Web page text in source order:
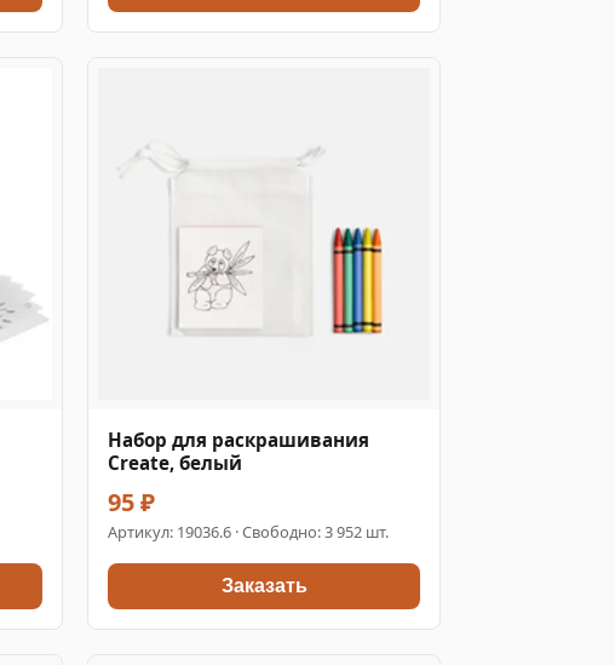
Набор для раскрашивания
Create, белый
95 ₽
Артикул: 19036.6 · Свободно: 3 952 шт.
Заказать